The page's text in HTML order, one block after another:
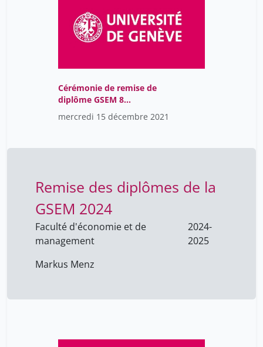
Cérémonie de remise de
diplôme GSEM 8
Décembre 2021 U600
18h30
mercredi 15 décembre 2021
Remise des diplômes de la
GSEM 2024
Faculté d'économie et de
management
2024-
2025
Markus Menz